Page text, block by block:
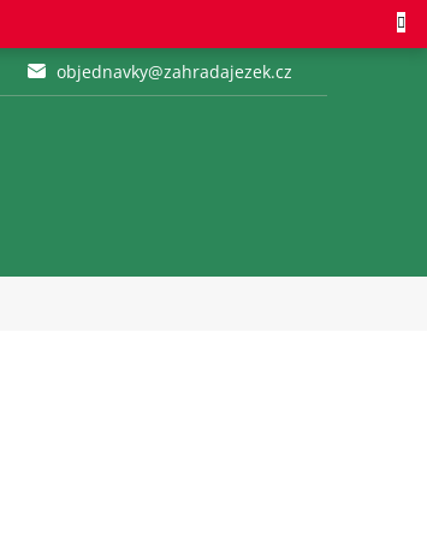
objednavky@zahradajezek.cz